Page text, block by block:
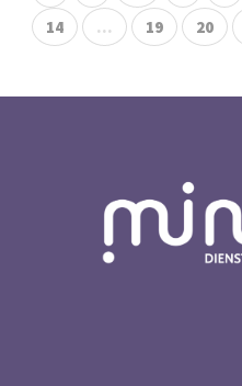
14
... 19 20